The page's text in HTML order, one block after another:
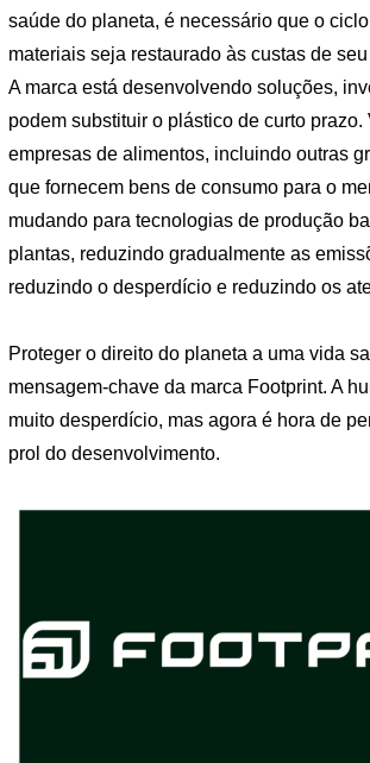
saúde do planeta, é necessário que o
materiais seja restaurado às custas de
A marca está desenvolvendo soluções,
podem substituir o plástico de curto prazo.
empresas de alimentos, incluindo outras
que fornecem bens de consumo para o
mudando para tecnologias de produção
plantas, reduzindo gradualmente as
reduzindo o desperdício e reduzindo os
Proteger o direito do planeta a uma vida
mensagem-chave da marca Footprint. A
muito desperdício, mas agora é hora de
prol do desenvolvimento.